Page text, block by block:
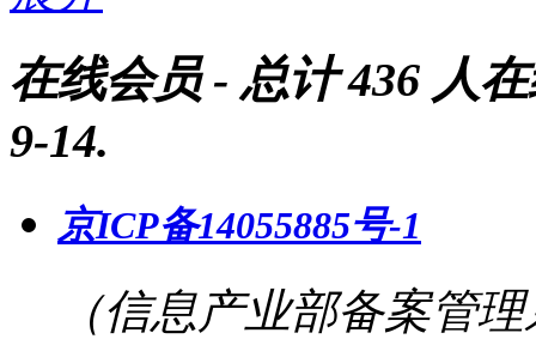
在线会员 - 总计436 人
9-14.
京ICP备14055885号-1
（信息产业部备案管